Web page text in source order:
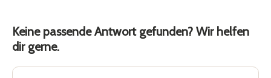
Keine passende Antwort gefunden? Wir helfen
dir gerne.